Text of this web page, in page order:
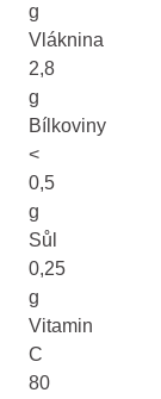
g
Vláknina
2,8
g
Bílkoviny
<
0,5
g
Sůl
0,25
g
Vitamin
C
80